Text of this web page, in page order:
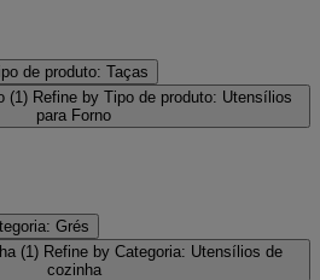
de produto: Taças
(1) Refine by Tipo de produto: Utensílios
para Forno
Grés
(1) Refine by Categoria: Utensílios de
cozinha